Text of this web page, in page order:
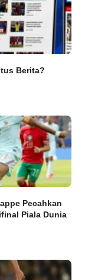
Berita?
Pecahkan
Piala Dunia